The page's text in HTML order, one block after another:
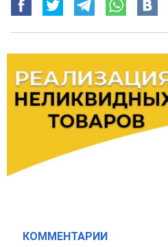
КОММЕНТАРИИ